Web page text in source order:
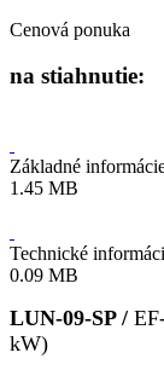
Cenová ponuka
na stiahnutie:
Základné
1.45 MB
Technické
0.09 MB
LUN-09-SP /
kW)